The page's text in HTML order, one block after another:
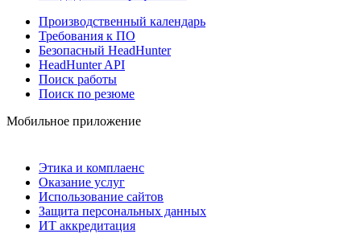
Производственный календарь
Требования к ПО
Безопасный HeadHunter
HeadHunter API
Поиск работы
Поиск по резюме
Мобильное приложение
Этика и комплаенс
Оказание услуг
Использование сайтов
Защита персональных данных
ИТ аккредитация